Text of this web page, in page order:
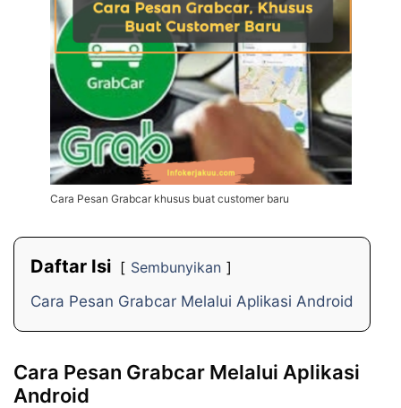
Cara Pesan Grabcar khusus buat customer baru
Daftar Isi
Sembunyikan
Cara Pesan Grabcar Melalui Aplikasi Android
Cara Pesan Grabcar Melalui Aplikasi
Android